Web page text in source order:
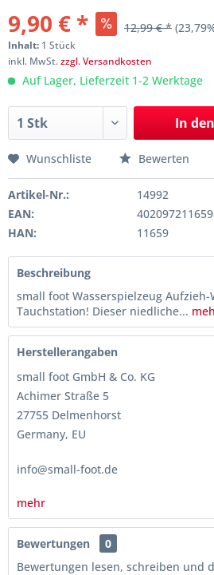
9,90 € * 12,99 € *
Inhalt: 1 Stück
inkl. MwSt.zzgl. Versandkosten
Auf Lager, Lieferzeit 1-2 Werktage
In den
Wunschliste Bewerten
Artikel-Nr.:
14992
EAN:
HAN:
11659
Beschreibung
small foot Wasserspielzeug
Tauchstation! Dieser niedliche...
Herstellerangaben
small foot GmbH & Co. KG
Achimer Straße 5
27755 Delmenhorst
Germany, EU
info@small-foot.de
mehr
Bewertungen
0
Bewertungen lesen, schreiben und